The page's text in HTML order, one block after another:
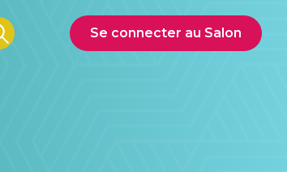
Se connecter au Salon